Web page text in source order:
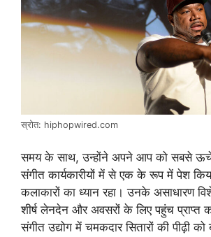
स्रोत: hiphopwired.com
समय के साथ, उन्होंने अपने आप को सबसे ऊचे
संगीत कार्यकारीयों में से एक के रूप में पेश
कलाकारों का ध्यान रहा। उनके असाधारण
शीर्ष लेनदेन और अवसरों के लिए पहुंच प्राप्त
संगीत उद्योग में चमकदार सितारों की पीढ़ी